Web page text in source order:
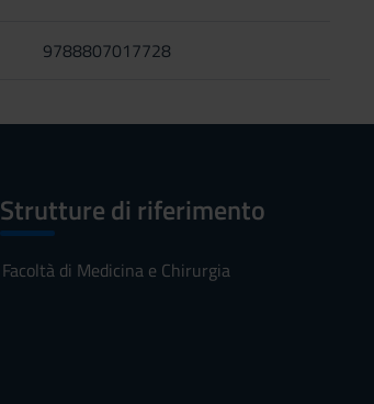
9788807017728
Strutture di riferimento
Facoltà di Medicina e Chirurgia